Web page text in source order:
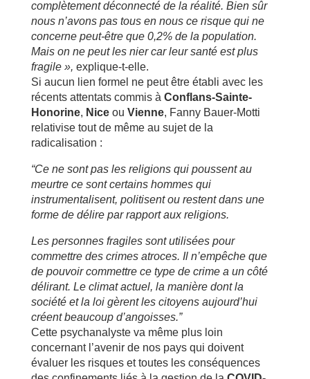
complètement déconnecté de la réalité. Bien sûr
nous n’avons pas tous en nous ce risque qui ne
concerne peut-être que 0,2% de la population.
Mais on ne peut les nier car leur santé est plus
fragile », explique-t-elle.
Si aucun lien formel ne peut être établi avec les
récents attentats commis à Conflans-Sainte-
Honorine, Niceou Vienne, Fanny Bauer-Motti
relativise tout de même au sujet de la
radicalisation :
“Ce ne sont pas les religions qui poussent au
meurtre ce sont certains hommes qui
instrumentalisent, politisent ou restent dans une
forme de délire par rapport aux religions.
Les personnes fragiles sont utilisées pour
commettre des crimes atroces. Il n’empêche que
de pouvoir commettre ce type de crime a un côté
délirant. Le climat actuel, la manière dont la
société et la loi gèrent les citoyens aujourd’hui
créent beaucoup d’angoisses.”
Cette psychanalyste va même plus loin
concernant l’avenir de nos pays qui doivent
évaluer les risques et toutes les conséquences